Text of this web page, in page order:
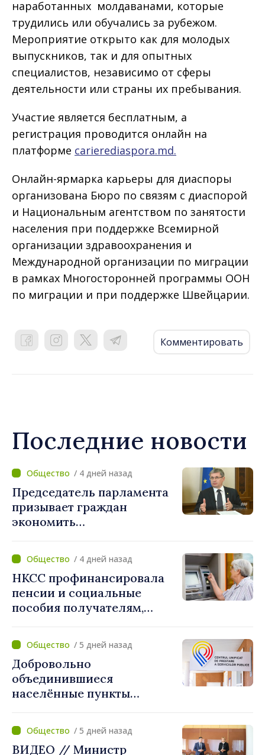
наработанных молдаванами, которые
трудились или обучались за рубежом.
Мероприятие открыто как для молодых
выпускников, так и для опытных
специалистов, независимо от сферы
деятельности или страны их пребывания.
Участие является бесплатным, а
регистрация проводится онлайн на
платформе carierediaspora.md.
Онлайн-ярмарка карьеры для диаспоры
организована Бюро по связям с диаспорой
и Национальным агентством по занятости
населения при поддержке Всемирной
организации здравоохранения и
Международной организации по миграции
в рамках Многосторонней программы ООН
по миграции и при поддержке Швейцарии.
Комментировать
Последние новости
/ 4 дней назад
Председатель парламента
призывает граждан
экономить
каждый сократит
потребление энергии, мы
внесём свой вклад в
поддержание
стабильности системы»
/ 4 дней назад
НКСС профинансировала
пенсии и социальные
пособия получателям,
карты
/ 5 дней назад
Добровольно
объединившиеся
населённые пункты
создания Единых центров
предоставления услуг
/ 5 дней назад
ВИДЕО // Министр